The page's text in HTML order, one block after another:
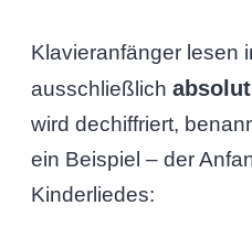
Klavieranfänger lesen
ausschließlich absolut
wird dechiffriert,
ein Beispiel – der
Kinderliedes: